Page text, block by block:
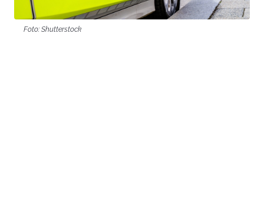
Foto: Shutterstock